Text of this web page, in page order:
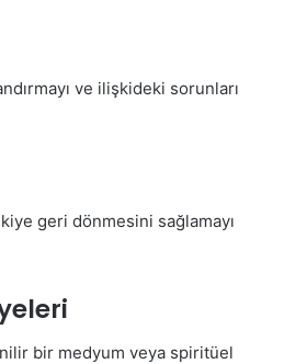
ve ilişkideki sorunları
geri dönmesini sağlamayı
bir medyum veya spiritüel